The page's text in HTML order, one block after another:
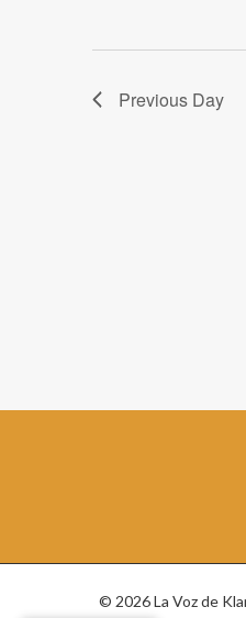
Previous Day
© 2026 La Voz de